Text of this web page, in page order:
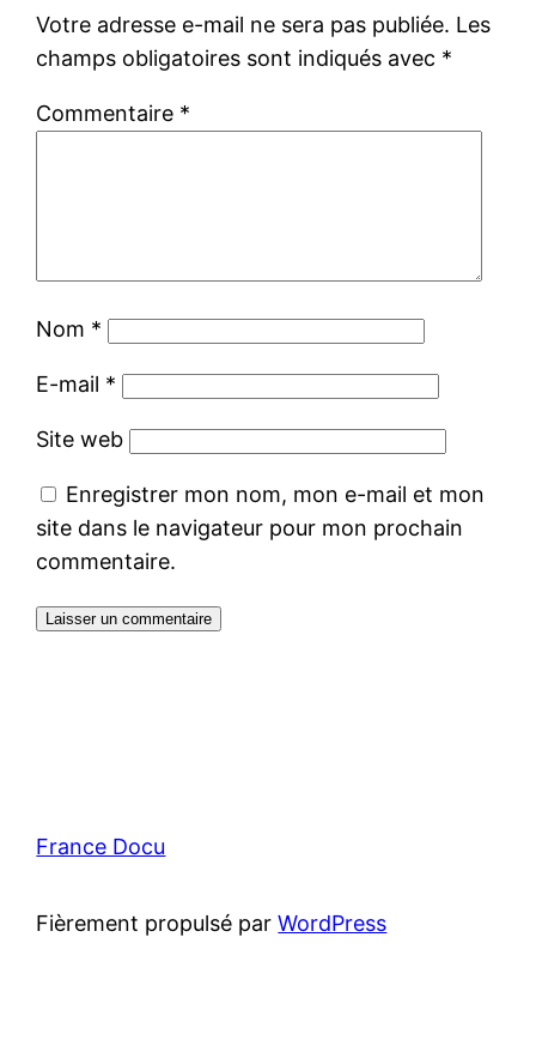
Votre adresse e-mail ne sera pas publiée. Les
champs obligatoires sont indiqués avec *
Commentaire *
Nom *
E-mail *
Site web
Enregistrer mon nom, mon e-mail et mon
site dans le navigateur pour mon prochain
commentaire.
France Docu
Fièrement propulsé parWordPress